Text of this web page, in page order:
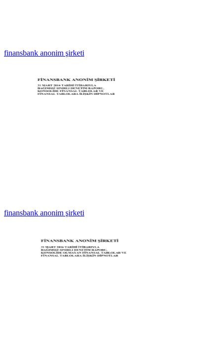
finansbank anonim şirketi
finansbank anonim şirketi